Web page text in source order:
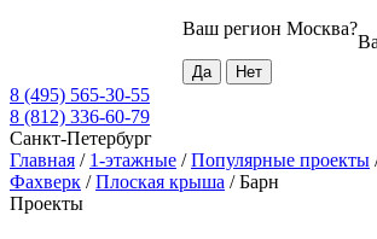
Ваш регион Москва?
8 (495) 565-30-55
8 (812) 336-60-79
Санкт-Петербург
Главная / 1-этажные /Популярные проекты
Фахверк /Плоская крыша /Барн
Проекты